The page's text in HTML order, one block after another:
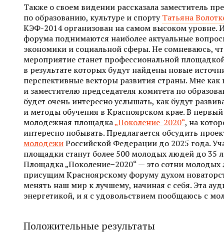
Также о своем видении рассказала заместитель
по образованию, культуре и спортуТатьяна
КЭФ-2014 организован на самом высоком уровне.
форума поднимаются наиболее актуальные
экономики и социальной сферы. Не сомневаюсь,
мероприятие станет профессиональной
в результате которых будут найдены новые
перспективные векторы развития страны. Мне как
и заместителю председателя комитета по
будет очень интересно услышать, как будут
и методы обучения в Красноярском крае. В
молодежная площадка„Поколение-2020“, на
интересно побывать. Предлагается обсудить
молодежиРоссийской Федерации до 2025 года.
площадки станут более 500 молодых людей до 35
Площадка „Поколение−2020“ — это сотни
присущим Красноярскому форуму духом
менять наш мир к лучшему, начиная с себя. Эта
энергетикой, и я с удовольствием пообщаюсь с
Положительные результаты